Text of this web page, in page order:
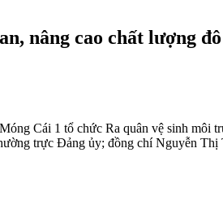
nâng cao chất lượng
Cái 1 tổ chức Ra quân vệ sinh môi
trực Đảng ủy; đồng chí Nguyễn